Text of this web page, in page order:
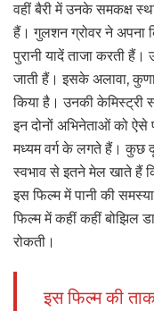
वहीं बैरी में उनके समकक्ष
हैं। गुलशन ग्रोवर ने अपना
पुरानी यादें ताजा करती
जाती हैं। इसके अलावा,
किया है। उनकी
इन दोनों अभिनेताओं को ऐसे
मध्यम वर्ग के लगते हैं। कुछ
स्वभाव से इतने मेल खाते हैं
इस फिल्म में पानी की
फिल्म में कहीं कहीं बोझिल
रोकती।
इस फिल्म की